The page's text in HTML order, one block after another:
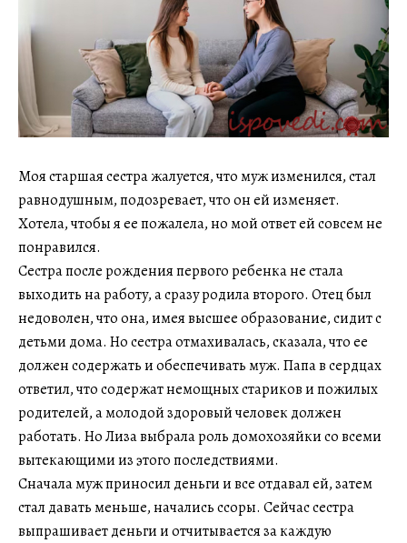
Моя старшая сестра жалуется, что муж изменился, стал
равнодушным, подозревает, что он ей изменяет.
Хотела, чтобы я ее пожалела, но мой ответ ей совсем не
понравился.
Сестра после рождения первого ребенка не стала
выходить на работу, а сразу родила второго. Отец был
недоволен, что она, имея высшее образование, сидит с
детьми дома. Но сестра отмахивалась, сказала, что ее
должен содержать и обеспечивать муж. Папа в сердцах
ответил, что содержат немощных стариков и пожилых
родителей, а молодой здоровый человек должен
работать. Но Лиза выбрала роль домохозяйки со всеми
вытекающими из этого последствиями.
Сначала муж приносил деньги и все отдавал ей, затем
стал давать меньше, начались ссоры. Сейчас сестра
выпрашивает деньги и отчитывается за каждую